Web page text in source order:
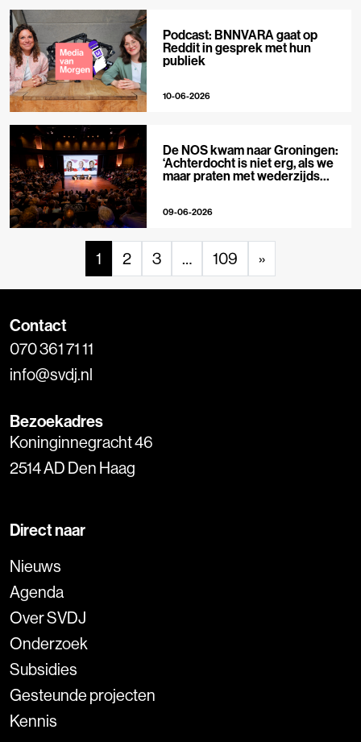
Podcast: BNNVARA gaat op
Reddit in gesprek met hun
publiek
10-06-2026
De NOS kwam naar Groningen:
‘Achterdocht is niet erg, als we
maar praten met wederzijds
09-06-2026
1 2 3 … 109 »
Contact
070 361 71 11
info@svdj.nl
Bezoekadres
Koninginnegracht 46
2514 AD Den Haag
Direct naar
Nieuws
Agenda
Over SVDJ
Onderzoek
Subsidies
Gesteunde projecten
Kennis